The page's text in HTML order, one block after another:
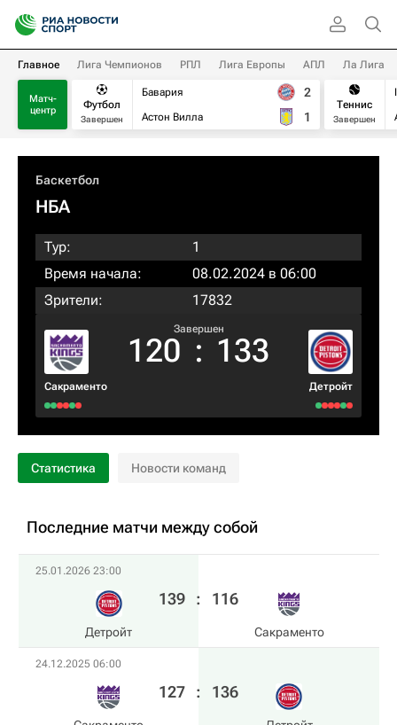
Главное Лига Чемпионов РПЛ Лига Европы АПЛ Ла Лига
Матч-
центр
Футбол
Завершен
Бавария
Астон Вилла
2
1
Теннис
Завершен
Баскетбол
НБА
Тур:
1
Время начала:
08.02.2024 в 06:00
Зрители:
17832
Сакраменто
Завершен
120 : 133
Детройт
Статистика Новости команд
Последние матчи между собой
25.01.2026 23:00
Детройт
139 : 116
Сакраменто
24.12.2025 06:00
127 : 136